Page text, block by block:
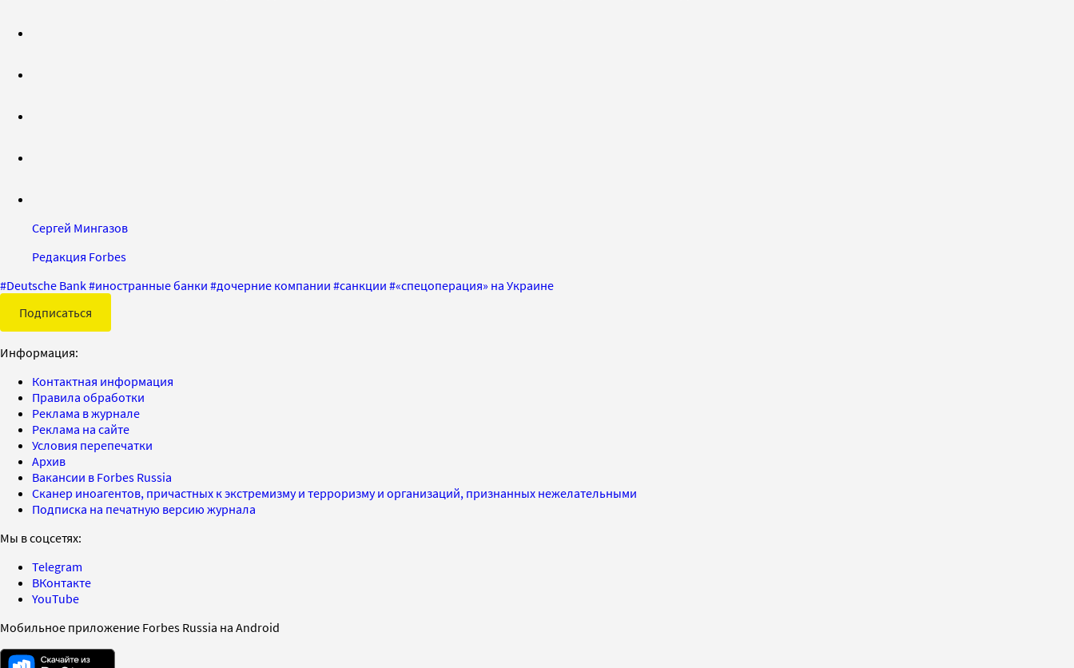
Сергей Мингазов
Редакция Forbes
#Deutsche Bank#иностранные банки #дочерние компании #санкции #«спецоперация» на Украине
Подписаться
Информация:
Контактная информация
Правила обработки
Реклама в журнале
Реклама на сайте
Условия перепечатки
Архив
Вакансии в Forbes Russia
Сканер иноагентов, причастных к экстремизму и терроризму и организаций, признанных нежелательными
Подписка на печатную версию журнала
Мы в соцсетях:
Telegram
ВКонтакте
YouTube
Мобильное приложение Forbes Russia на Android